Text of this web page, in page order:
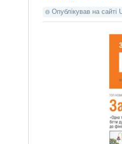
Опублікував на сайті